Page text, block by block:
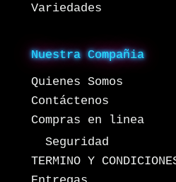
Variedades
Nuestra Compañia
Quienes Somos
Contáctenos
Compras en linea
Seguridad
TERMINO Y